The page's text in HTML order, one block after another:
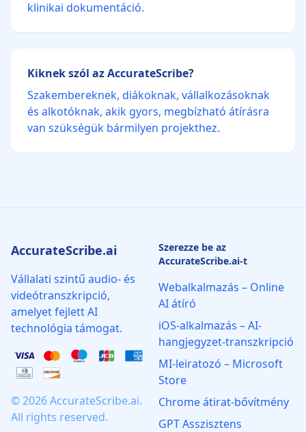
klinikai dokumentáció.
Kiknek szól az AccurateScribe?
Szakembereknek, diákoknak, vállalkozásoknak
és alkotóknak, akik gyors, megbízható átírásra
van szükségük bármilyen projekthez.
AccurateScribe.ai
Vállalati szintű audio- és
videótranszkripció,
amelyet fejlett AI
technológia támogat.
© 2026 AccurateScribe.ai.
All rights reserved.
Szerezze be az
AccurateScribe.ai-t
Webalkalmazás – Online
AI átíró
iOS-alkalmazás – AI-
hangjegyzet-transzkripció
MI‑leiratozó – Microsoft
Store
Chrome átirat‑bővítmény
GPT Asszisztens